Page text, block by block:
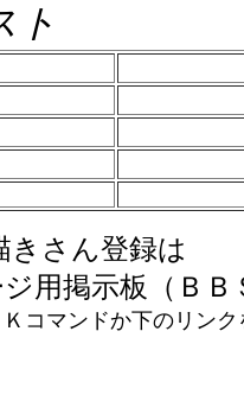
ト
きさん登録は
用掲示板（Ｂ
コマンドか下のリンク